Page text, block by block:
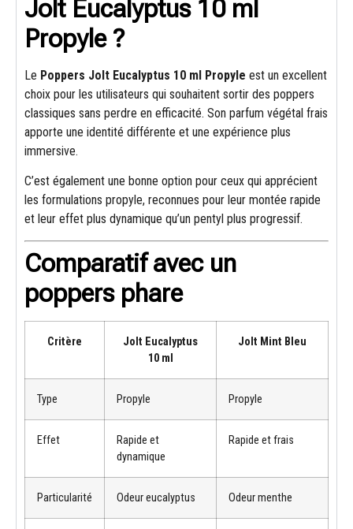
Jolt Eucalyptus 10 ml
Propyle ?
Le Poppers Jolt Eucalyptus 10 ml Propyle est un excellent
choix pour les utilisateurs qui souhaitent sortir des poppers
classiques sans perdre en efficacité. Son parfum végétal frais
apporte une identité différente et une expérience plus
immersive.
C’est également une bonne option pour ceux qui apprécient
les formulations propyle, reconnues pour leur montée rapide
et leur effet plus dynamique qu’un pentyl plus progressif.
Comparatif avec un
poppers phare
Critère
Jolt Eucalyptus
10 ml
Jolt Mint Bleu
Type Propyle Propyle
Effet
Rapide et
dynamique
Rapide et frais
Particularité Odeur eucalyptus Odeur menthe